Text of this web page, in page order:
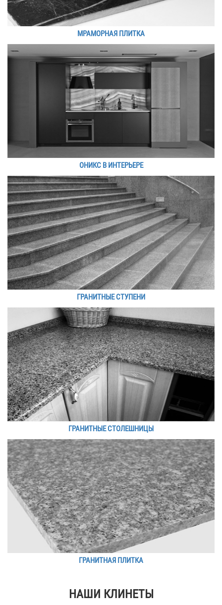
МРАМОРНАЯ ПЛИТКА
ОНИКС В ИНТЕРЬЕРЕ
ГРАНИТНЫЕ СТУПЕНИ
ГРАНИТНЫЕ СТОЛЕШНИЦЫ
ГРАНИТНАЯ ПЛИТКА
НАШИ КЛИНЕТЫ